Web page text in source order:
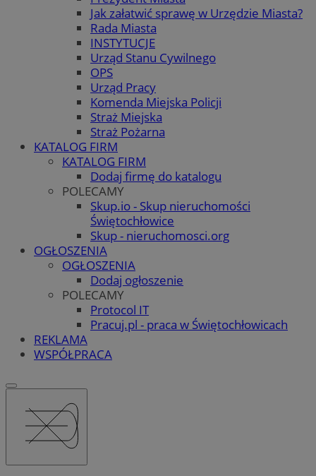
Jak załatwić sprawę w Urzędzie Miasta?
Rada Miasta
INSTYTUCJE
Urząd Stanu Cywilnego
OPS
Urząd Pracy
Komenda Miejska Policji
Straż Miejska
Straż Pożarna
KATALOG FIRM
KATALOG FIRM
Dodaj firmę do katalogu
POLECAMY
Skup.io - Skup nieruchomości
Świętochłowice
Skup - nieruchomosci.org
OGŁOSZENIA
OGŁOSZENIA
Dodaj ogłoszenie
POLECAMY
Protocol IT
Pracuj.pl - praca w Świętochłowicach
REKLAMA
WSPÓŁPRACA